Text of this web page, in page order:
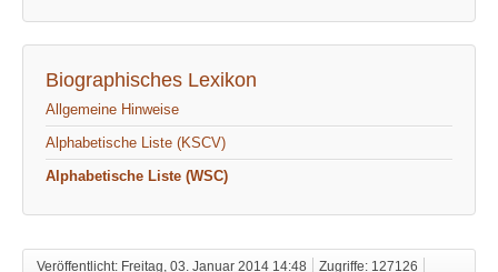
Biographisches Lexikon
Allgemeine Hinweise
Alphabetische Liste (KSCV)
Alphabetische Liste (WSC)
Veröffentlicht: Freitag, 03. Januar 2014 14:48 Zugriffe: 127126